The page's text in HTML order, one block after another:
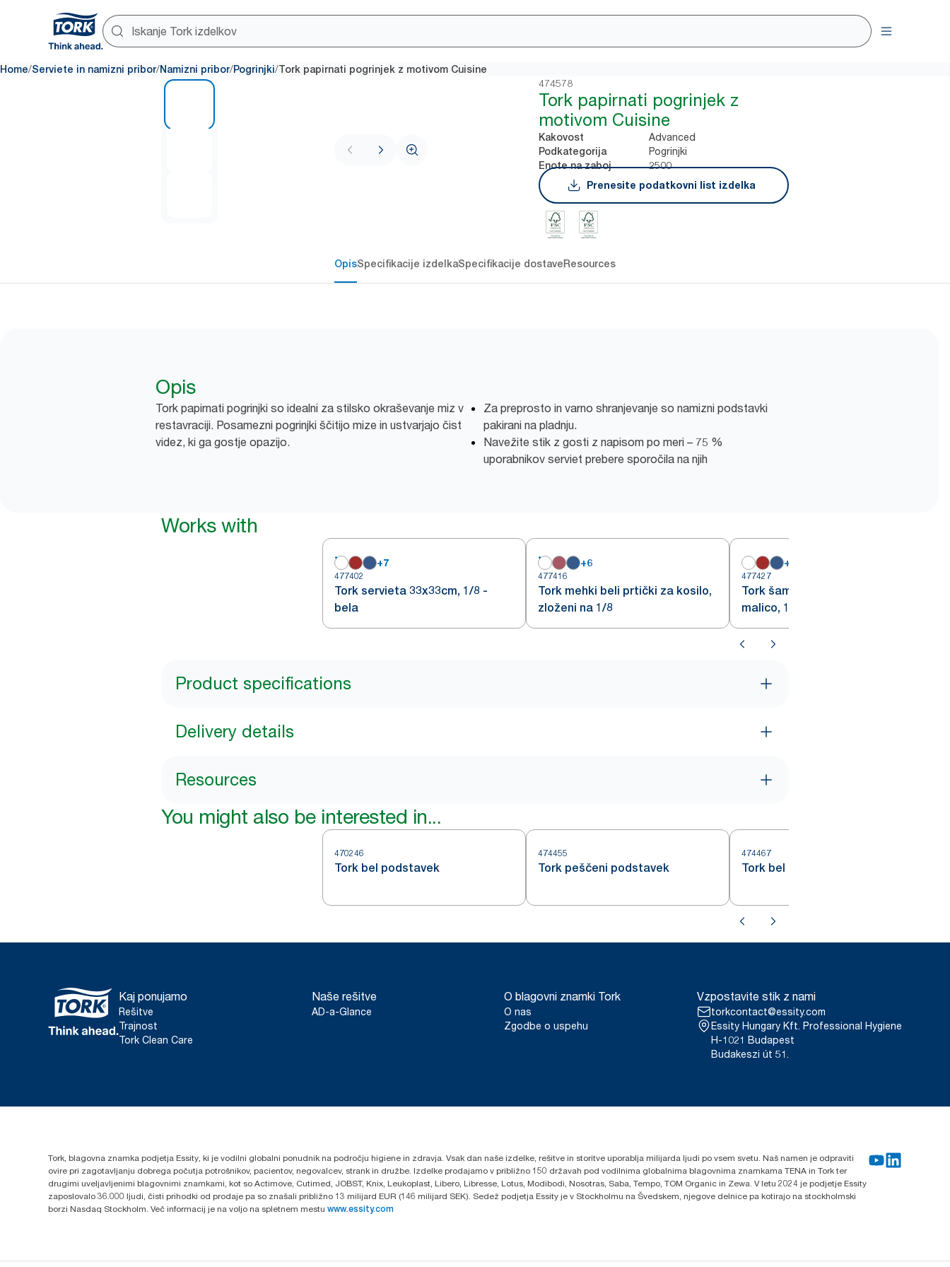
Home/Serviete in namizni pribor/Namizni pribor/Pogrinjki/Tork papirnati pogrinjek z motivom Cuisine
474578
Tork papirnati pogrinjek z
motivom Cuisine
Kakovost Advanced
Podkategorija Pogrinjki
Enote na zaboj
2500
Prenesite podatkovni list izdelka
OpisSpecifikacije izdelkaSpecifikacije dostaveResources
Opis
Tork papirnati pogrinjki so idealni za stilsko okraševanje miz v
restavraciji. Posamezni pogrinjki ščitijo mize in ustvarjajo čist
videz, ki ga gostje opazijo.
Za preprosto in varno shranjevanje so namizni podstavki
pakirani na pladnju.
Navežite stik z gosti z napisom po meri – 75 %
uporabnikov serviet prebere sporočila na njih
Works with
+7
477402
Tork servieta 33x33cm, 1/8 -
bela
+6
477416
Tork mehki beli prtički za kosilo,
zloženi na 1/8
+
477427
Tork šampanjska servieta za
malico, 1/8 zložena
Product specifications
Delivery details
Resources
You might also be interested in...
470246
Tork bel podstavek
474455
Tork peščeni podstavek
474467
Tork bel podstavek
Kaj ponujamo
Rešitve
Trajnost
Tork Clean Care
Naše rešitve
AD-a-Glance
O blagovni znamki Tork
O nas
Zgodbe o uspehu
Vzpostavite stik z nami
torkcontact@essity.com
Essity Hungary Kft. Professional Hygiene
H-1021 Budapest
Budakeszi út 51.
Tork, blagovna znamka podjetja Essity, ki je vodilni globalni ponudnik na področju higiene in zdravja. Vsak dan naše izdelke, rešitve in storitve uporablja milijarda ljudi po vsem svetu. Naš namen je odpraviti
ovire pri zagotavljanju dobrega počutja potrošnikov, pacientov, negovalcev, strank in družbe. Izdelke prodajamo v približno 150 državah pod vodilnima globalnima blagovnima znamkama TENA in Tork ter
drugimi uveljavljenimi blagovnimi znamkami, kot so Actimove, Cutimed, JOBST, Knix, Leukoplast, Libero, Libresse, Lotus, Modibodi, Nosotras, Saba, Tempo, TOM Organic in Zewa. V letu 2024 je podjetje Essity
zaposlovalo 36.000 ljudi, čisti prihodki od prodaje pa so znašali približno 13 milijard EUR (146 milijard SEK). Sedež podjetja Essity je v Stockholmu na Švedskem, njegove delnice pa kotirajo na stockholmski
borzi Nasdaq Stockholm. Več informacij je na voljo na spletnem mestu www.essity.com